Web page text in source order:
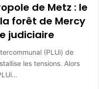
de Metz : le
forêt de Mercy
judiciaire
(PLUi) de
les tensions. Alors